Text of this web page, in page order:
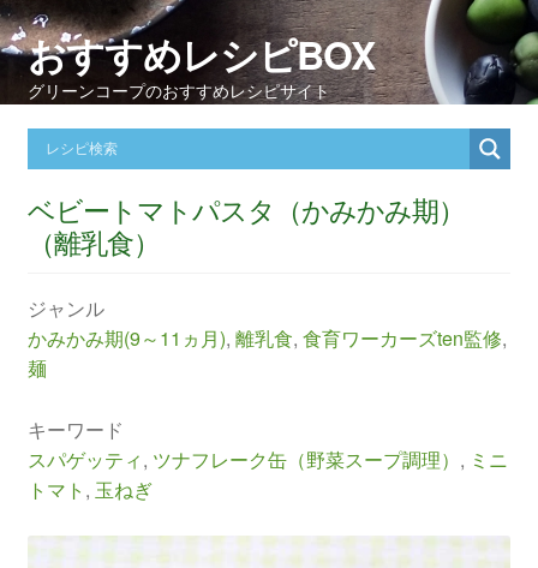
おすすめレシピBOX
グリーンコープのおすすめレシピサイト
ベビートマトパスタ（かみかみ期）
（離乳食）
ジャンル
かみかみ期(9～11ヵ月), 離乳食, 食育ワーカーズten監修,
麺
キーワード
スパゲッティ, ツナフレーク缶（野菜スープ調理） , ミニ
トマト , 玉ねぎ